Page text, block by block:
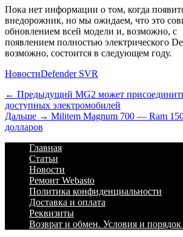
Пока нет информации о том, когда
внедорожник, но мы ожидаем, что это
обновлением всей модели и, возможно, с
появлением полностью электрического
возможно, состоится в следующем году.
Категории
НовостиТеги
Defender SVR
Навигация
по
записям
← Предыдущий Предыдущий
MG2 может
доступных электромобилей
Дальше → Дальше:
Militem Magnum 700 — Ram
долларов
Footer
Menu
Перейти
содержимому
Главная
Статьи
Новости
Ремонт Webasto
Политика конфиденциальности
Доставка и оплата
Реквизиты
Возврат и обмен. Условия и